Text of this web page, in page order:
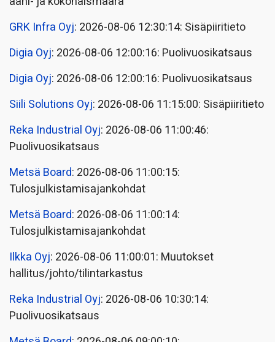
GRK Infra Oyj: 2026-08-06 12:30:14: Sisäpiiritieto
Digia Oyj: 2026-08-06 12:00:16: Puolivuosikatsaus
Digia Oyj: 2026-08-06 12:00:16: Puolivuosikatsaus
Siili Solutions Oyj: 2026-08-06 11:15:00: Sisäpiiritieto
Reka Industrial Oyj: 2026-08-06 11:00:46:
Puolivuosikatsaus
Metsä Board: 2026-08-06 11:00:15:
Tulosjulkistamisajankohdat
Metsä Board: 2026-08-06 11:00:14:
Tulosjulkistamisajankohdat
Ilkka Oyj: 2026-08-06 11:00:01: Muutokset
hallitus/johto/tilintarkastus
Reka Industrial Oyj: 2026-08-06 10:30:14:
Puolivuosikatsaus